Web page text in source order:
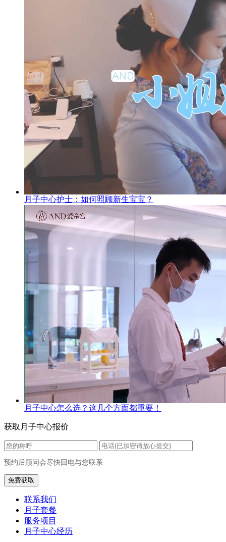
月子中心护士：如何照顾新生宝宝？
月子中心怎么选？这几个方面都重要！
获取月子中心报价
预约后顾问会尽快回电与您联系
联系我们
月子套餐
服务项目
月子中心经历